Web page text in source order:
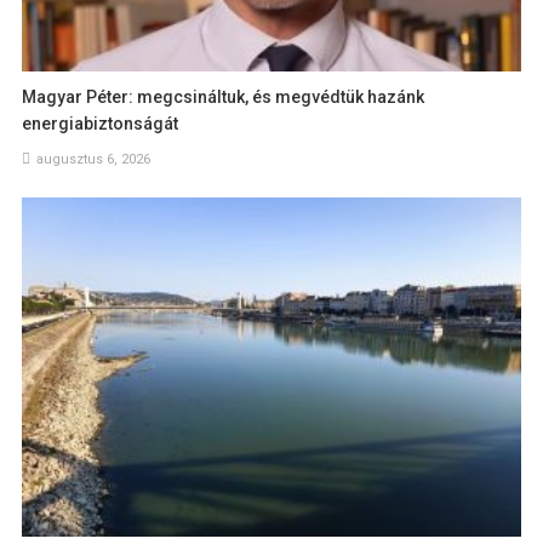
Magyar Péter: megcsináltuk, és megvédtük hazánk
energiabiztonságát
augusztus 6, 2026